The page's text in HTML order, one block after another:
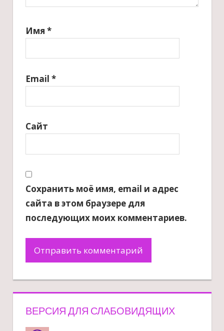
Имя *
Email *
Сайт
Сохранить моё имя, email и адрес
сайта в этом браузере для
последующих моих комментариев.
ВЕРСИЯ ДЛЯ СЛАБОВИДЯЩИХ